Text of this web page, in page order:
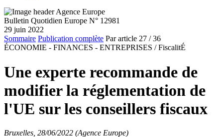
Bulletin Quotidien Europe N° 12981
29 juin 2022
Sommaire Publication complète Par article 27 / 36
ÉCONOMIE - FINANCES - ENTREPRISES / FiscalitÉ
Une experte recommande de
modifier la réglementation de
l'UE sur les conseillers fiscaux
Bruxelles, 28/06/2022 (Agence Europe)